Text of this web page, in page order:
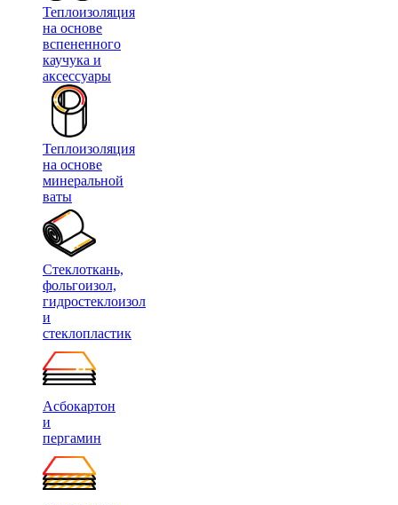
Теплоизоляция
на основе
вспененного
каучука и
аксессуары
Теплоизоляция
на основе
минеральной
ваты
Стеклоткань,
фольгоизол,
гидростеклоизол
и
стеклопластик
Асбокартон
и
пергамин